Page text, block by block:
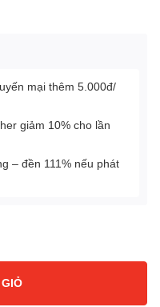
mại thêm 5.000đ/
giảm 10% cho lần
– đền 111% nếu phát